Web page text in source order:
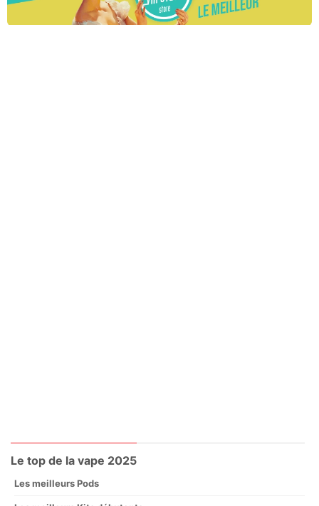
Le top de la vape 2025
Les meilleurs Pods